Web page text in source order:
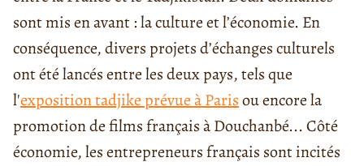
sont mis en avant : la culture et l’économie. En
conséquence, divers projets d’échanges culturels
ont été lancés entre les deux pays, tels que
l'exposition tadjike prévue à Parisou encore la
promotion de films français à Douchanbé... Côté
économie, les entrepreneurs français sont incités